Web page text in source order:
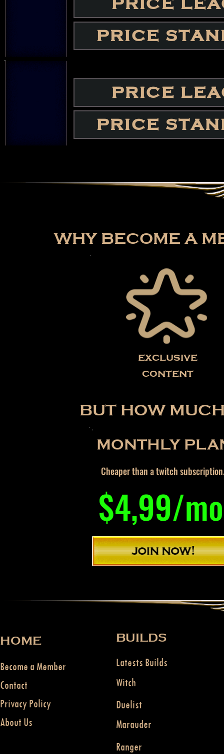
PRICE
PRICE
PRICE
PRICE
WHY BECOME A
exclusive
content
BUT HOW
MONTHLY
Cheaper than a twitch
$4,99/
HOME
Become a Member
Contact
Privacy Policy
About Us
BUILDS
Latests Builds
Witch
Duelist
Marauder
Ranger